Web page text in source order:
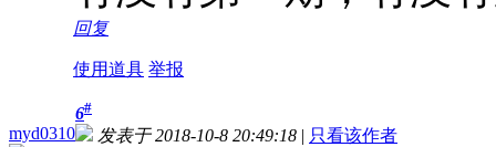
回复
使用道具 举报
myd0310
6#
发表于 2018-10-8 20:49:18 | 只看该作者